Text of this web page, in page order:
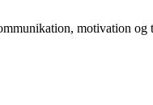
motivation og